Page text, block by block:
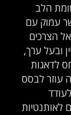
הלב
עמוק עם
הצרכים
ובעל ערך,
לדאגות
עוזר לבסס
לאותנטיות